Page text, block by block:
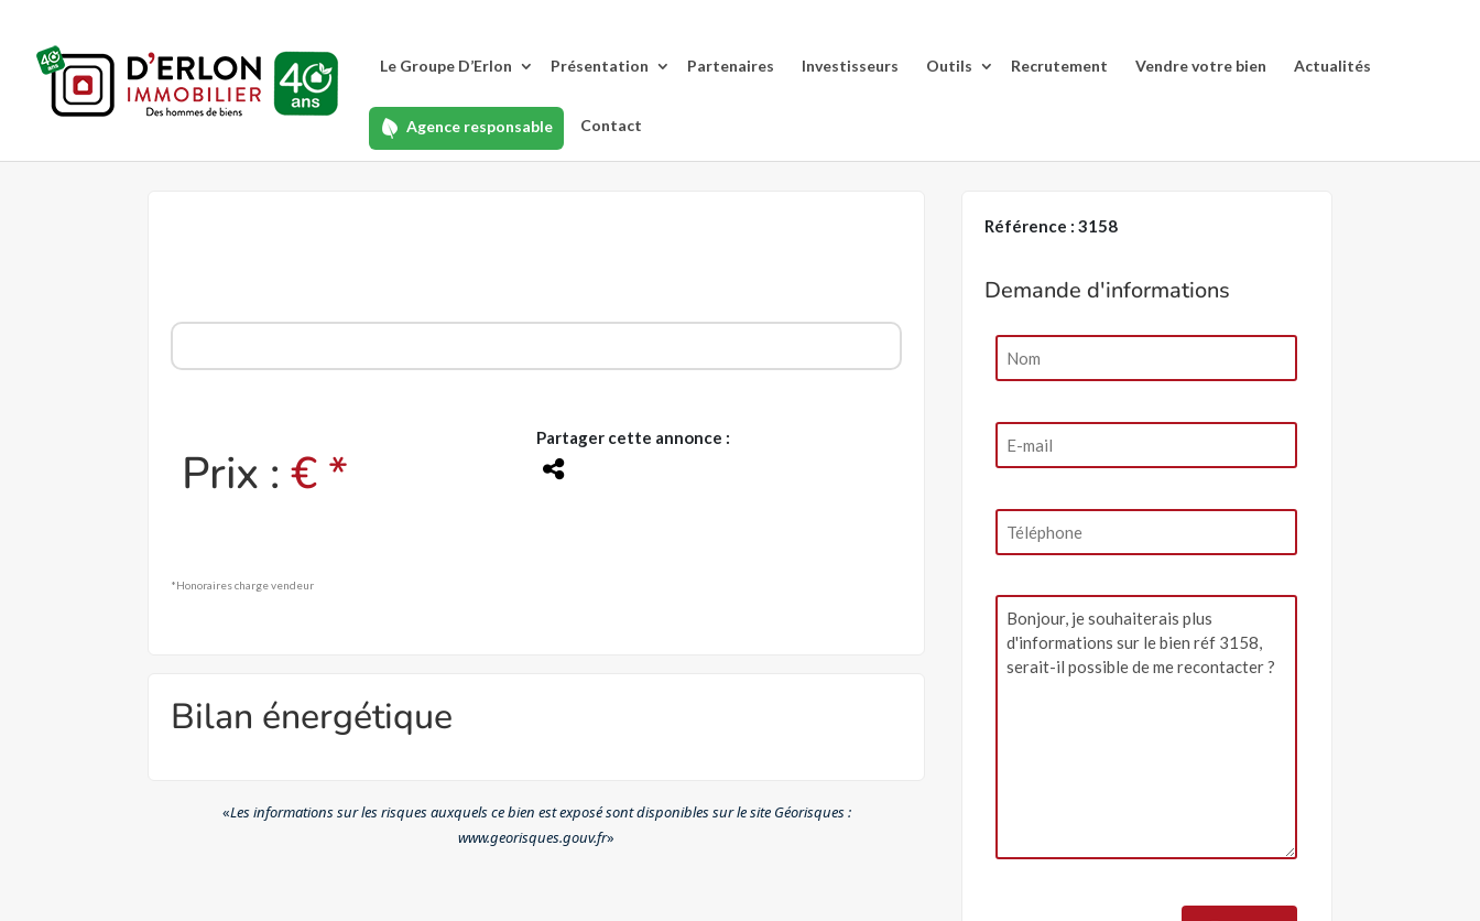
Le Groupe D’Erlon Présentation Partenaires Investisseurs Outils Recrutement Vendre votre bien Actualités
Agence responsable Contact
Prix :€ *
*Honoraires charge vendeur
Partager cette annonce :
Bilan énergétique
«Les informations sur les risques auxquels ce bien est exposé sont disponibles sur le site Géorisques :
www.georisques.gouv.fr»
Référence : 3158
Demande d'informations